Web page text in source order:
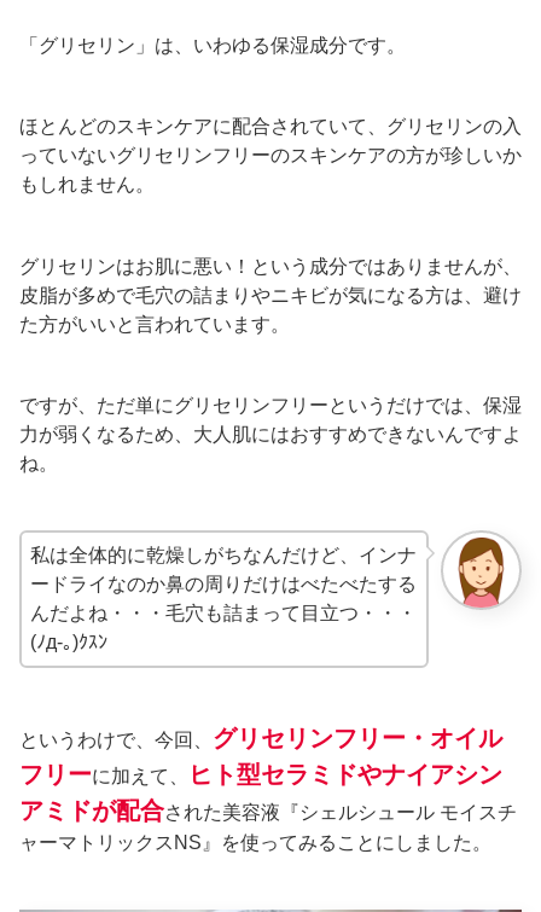
「グリセリン」は、いわゆる保湿成分です。
ほとんどのスキンケアに配合されていて、グリセリンの入
っていないグリセリンフリーのスキンケアの方が珍しいか
もしれません。
グリセリンはお肌に悪い！という成分ではありませんが、
皮脂が多めで毛穴の詰まりやニキビが気になる方は、避け
た方がいいと言われています。
ですが、ただ単にグリセリンフリーというだけでは、保湿
力が弱くなるため、大人肌にはおすすめできないんですよ
ね。
私は全体的に乾燥しがちなんだけど、インナ
ードライなのか鼻の周りだけはべたべたする
んだよね・・・毛穴も詰まって目立つ・・・
(ﾉд-｡)ｸｽﾝ
というわけで、今回、 グリセリンフリー・オイル
フリーに加えて、
ヒト型セラミドやナイアシン
アミドが配合された美容液『シェルシュール モイスチ
ャーマトリックスNS』を使ってみることにしました。